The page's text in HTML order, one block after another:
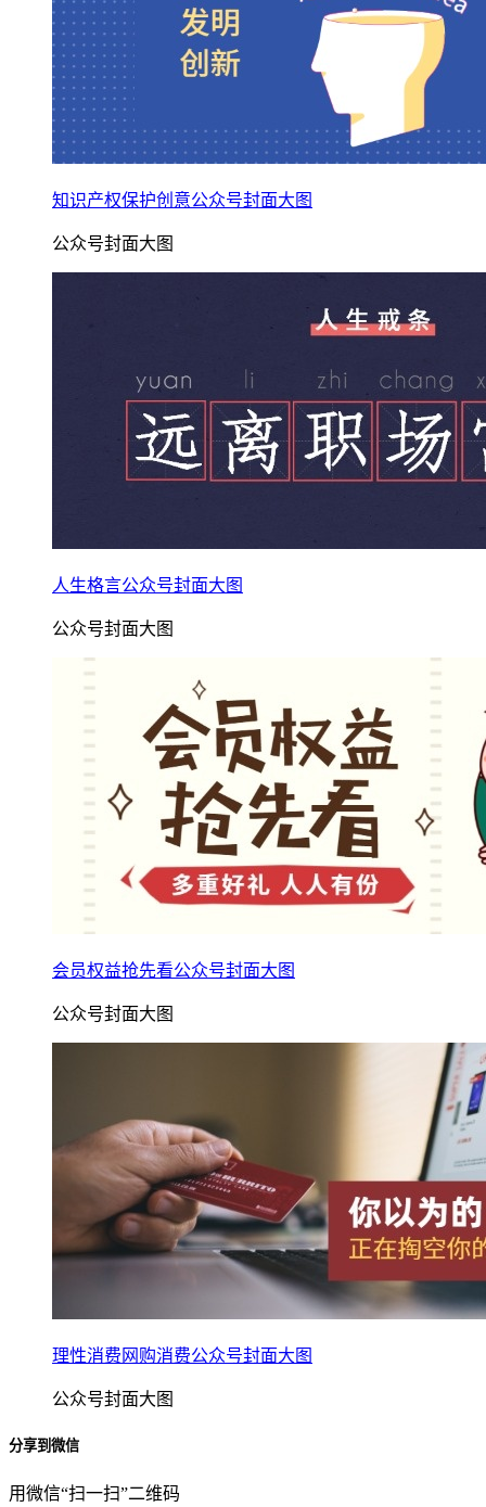
知识产权保护创意公众号封面大图
公众号封面大图
人生格言公众号封面大图
公众号封面大图
会员权益抢先看公众号封面大图
公众号封面大图
理性消费网购消费公众号封面大图
公众号封面大图
分享到微信
用微信“扫一扫”二维码